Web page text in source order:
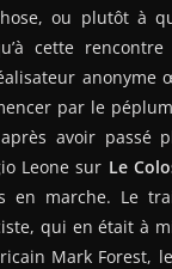
ou plutôt à
cette
par le
avoir passé
Leone sur Le
en marche. Le
qui en était à
Mark Forest,